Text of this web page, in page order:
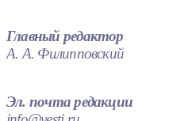
Главный редактор
А. А. Филипповский
Эл. почта редакции